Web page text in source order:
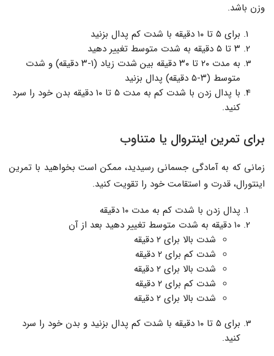
وزن باشد.
برای ۵ تا ۱۰ دقیقه با شدت کم پدال بزنید
۳ تا ۵ دقیقه به شدت متوسط تغییر دهید
به مدت ۲۰ تا ۳۰ دقیقه بین شدت زیاد (۱-۳ دقیقه) و شدت
متوسط (۳-۵ دقیقه) پدال بزنید
با پدال زدن با شدت کم به مدت ۵ تا ۱۰ دقیقه بدن خود را سرد
کنید.
برای تمرین اینتروال یا متناوب
زمانی که به آمادگی جسمانی رسیدید، ممکن است بخواهید با تمرین
اینتورال، قدرت و استقامت خود را تقویت کنید.
پدال زدن با شدت کم به مدت ۱۰ دقیقه
۱۰ دقیقه به شدت متوسط تغییر دهید بعد از آن
شدت بالا برای ۲ دقیقه
شدت کم برای ۲ دقیقه
شدت بالا برای ۲ دقیقه
شدت کم برای ۲ دقیقه
شدت بالا برای ۲ دقیقه
برای ۵ تا ۱۰ دقیقه با شدت کم پدال بزنید و بدن خود را سرد
کنید.